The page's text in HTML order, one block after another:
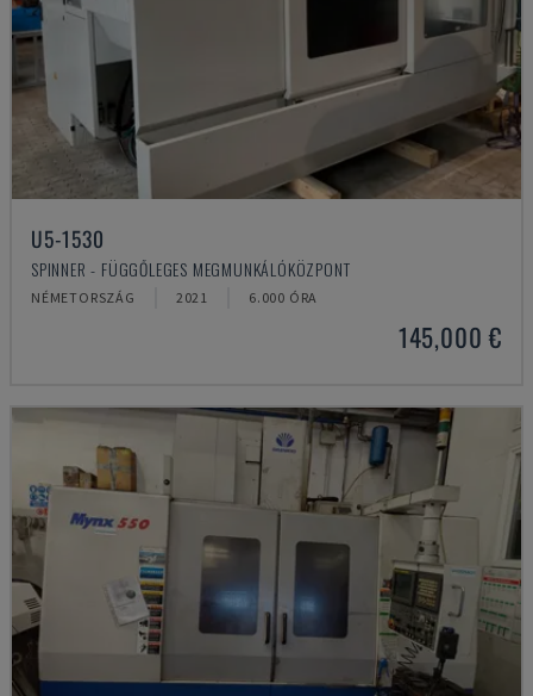
U5-1530
SPINNER - FÜGGŐLEGES MEGMUNKÁLÓKÖZPONT
NÉMETORSZÁG 2021 6.000 ÓRA
145,000 €